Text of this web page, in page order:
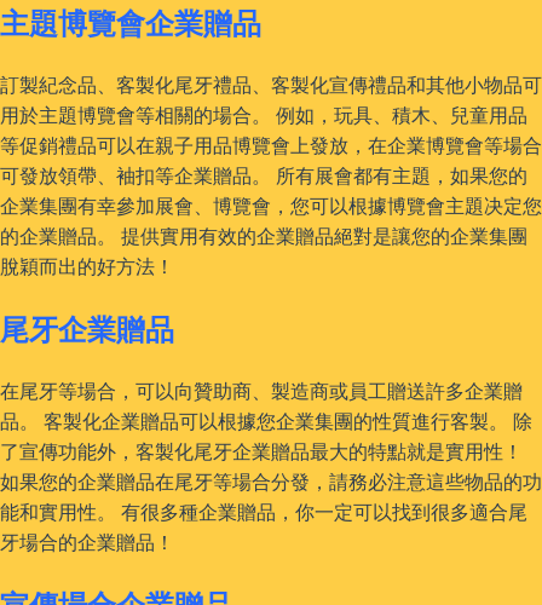
主題博覽會企業贈品
訂製紀念品、客製化尾牙禮品、客製化宣傳禮品和其他小物品可
用於主題博覽會等相關的場合。 例如，玩具、積木、兒童用品
等促銷禮品可以在親子用品博覽會上發放，在企業博覽會等場合
可發放領帶、袖扣等企業贈品。 所有展會都有主題，如果您的
企業集團有幸參加展會、博覽會，您可以根據博覽會主題决定您
的企業贈品。 提供實用有效的企業贈品絕對是讓您的企業集團
脫穎而出的好方法！
尾牙企業贈品
在尾牙等場合，可以向贊助商、製造商或員工贈送許多企業贈
品。 客製化企業贈品可以根據您企業集團的性質進行客製。 除
了宣傳功能外，客製化尾牙企業贈品最大的特點就是實用性！
如果您的企業贈品在尾牙等場合分發，請務必注意這些物品的功
能和實用性。 有很多種企業贈品，你一定可以找到很多適合尾
牙場合的企業贈品！